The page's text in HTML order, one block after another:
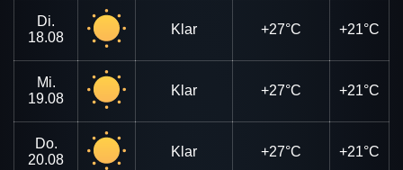
Di.
18.08
Klar +27°C +21°C
Mi.
19.08
Klar +27°C +21°C
Do.
20.08
Klar +27°C +21°C